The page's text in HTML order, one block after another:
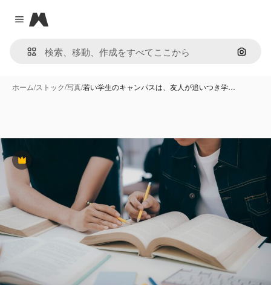
Close menu
Magnific
画像で
ホーム/ストック/写真/若い学生のキャンパスは、友人が追いつき学…
Premium